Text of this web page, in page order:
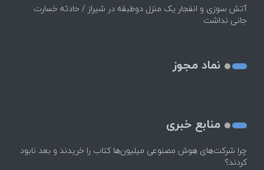
آتش سوزی و انفجار یک منزل دوطبقه در شیراز / حادثه خسارت
جانی نداشت
نماد مجوز
منابع خبری
چرا شرکت‌های هوش مصنوعی میلیون‌ها کتاب را خریدند و بعد نابود
کردند؟